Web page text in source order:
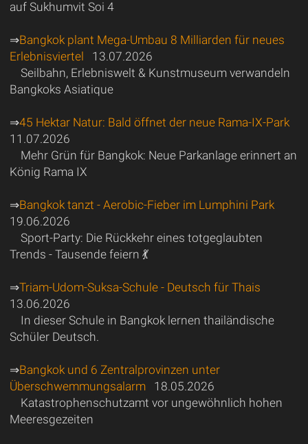
auf Sukhumvit Soi 4
⇒Bangkok plant Mega-Umbau 8 Milliarden für neues
Erlebnisviertel 13.07.2026
Seilbahn, Erlebniswelt & Kunstmuseum verwandeln
Bangkoks Asiatique
⇒45 Hektar Natur: Bald öffnet der neue Rama-IX-Park
11.07.2026
Mehr Grün für Bangkok: Neue Parkanlage erinnert an
König Rama IX
⇒Bangkok tanzt - Aerobic-Fieber im Lumphini Park
19.06.2026
Sport-Party: Die Rückkehr eines totgeglaubten
Trends - Tausende feiern 💃
⇒Triam-Udom-Suksa-Schule - Deutsch für Thais
13.06.2026
In dieser Schule in Bangkok lernen thailändische
Schüler Deutsch.
⇒Bangkok und 6 Zentralprovinzen unter
Überschwemmungsalarm18.05.2026
Katastrophenschutzamt vor ungewöhnlich hohen
Meeresgezeiten